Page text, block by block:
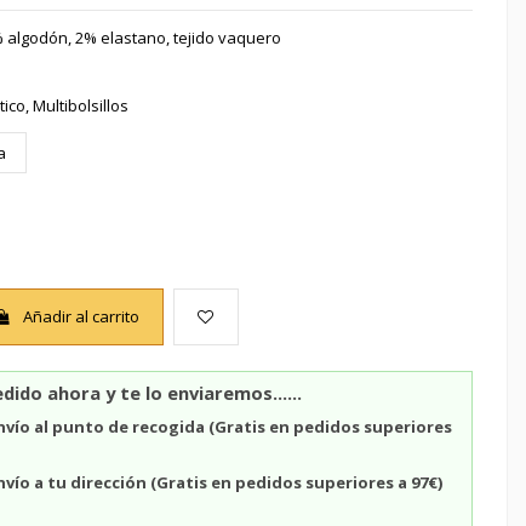
algodón, 2% elastano, tejido vaquero
Multibolsillos
Añadir al carrito
ahora y te lo enviaremos......
al punto de recogida (Gratis en pedidos superiores
a tu dirección (Gratis en pedidos superiores a 97€)